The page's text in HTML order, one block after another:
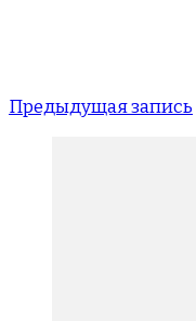
Предыдущая запись